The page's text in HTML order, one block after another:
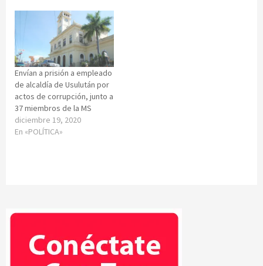
Envían a prisión a empleado
de alcaldía de Usulután por
actos de corrupción, junto a
37 miembros de la MS
diciembre 19, 2020
En «POLÍTICA»